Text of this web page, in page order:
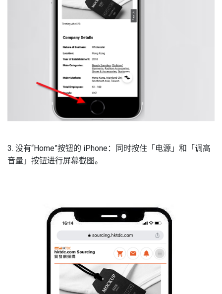
3. 没有“Home”按钮的 iPhone：同时按住「电源」和「调高
音量」按钮进行屏幕截图。